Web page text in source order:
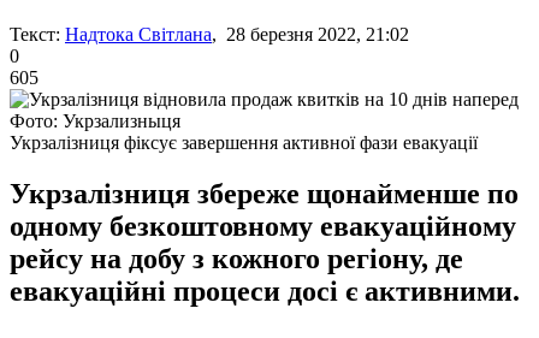
Текст: Надтока Світлана, 28 березня 2022, 21:02
0
605
Фото: Укрзализныця
Укрзалізниця фіксує завершення активної фази евакуації
Укрзалізниця збереже щонайменше по
одному безкоштовному евакуаційному
рейсу на добу з кожного регіону, де
евакуаційні процеси досі є активними.